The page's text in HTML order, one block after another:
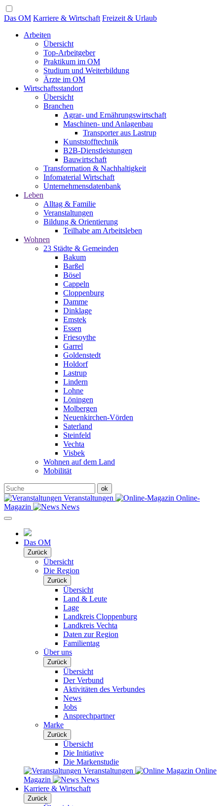
Das OM Karriere & Wirtschaft Freizeit & Urlaub
Arbeiten
Übersicht
Top-Arbeitgeber
Praktikum im OM
Studium und Weiterbildung
Ärzte im OM
Wirtschaftsstandort
Übersicht
Branchen
Agrar- und Ernährungswirtschaft
Maschinen- und Anlagenbau
Transporter aus Lastrup
Kunststofftechnik
B2B-Dienstleistungen
Bauwirtschaft
Transformation & Nachhaltigkeit
Infomaterial Wirtschaft
Unternehmensdatenbank
Leben
Alltag & Familie
Veranstaltungen
Bildung & Orientierung
Teilhabe am Arbeitsleben
Wohnen
23 Städte & Gemeinden
Bakum
Barßel
Bösel
Cappeln
Cloppenburg
Damme
Dinklage
Emstek
Essen
Friesoythe
Garrel
Goldenstedt
Holdorf
Lastrup
Lindern
Lohne
Löningen
Molbergen
Neuenkirchen-Vörden
Saterland
Steinfeld
Vechta
Visbek
Wohnen auf dem Land
Mobilität
Veranstaltungen
Online-
Magazin
News
Das OM
Zurück
Übersicht
Die Region
Zurück
Übersicht
Land & Leute
Lage
Landkreis Cloppenburg
Landkreis Vechta
Daten zur Region
Familientag
Über uns
Zurück
Übersicht
Der Verbund
Aktivitäten des Verbundes
News
Jobs
Ansprechpartner
Marke
Zurück
Übersicht
Die Initiative
Die Markenstudie
Veranstaltungen
Online
Magazin
News
Karriere & Wirtschaft
Zurück